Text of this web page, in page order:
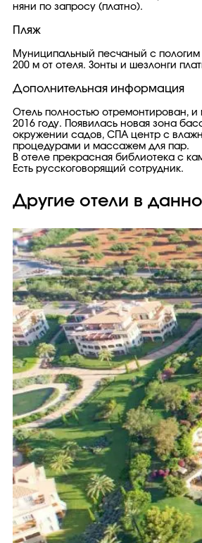
няни по запросу (платно).
Пляж
Муниципальный песчаный с
200 м от отеля. Зонты и шезлонги
Дополнительная информация
Отель полностью отремонтирован,
2016 году. Появилась новая зона
окружении садов, СПА центр с
процедурами и массажем для пар.
В отеле прекрасная библиотека с
Есть русскоговорящий сотрудник.
Другие отели в